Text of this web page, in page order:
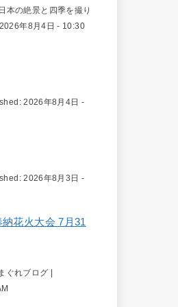
本の絶景と四季を撮り
2026年8月4日 - 10:30
2026年8月4日 -
2026年8月3日 -
花火大会 7月31
ぐれブログ |